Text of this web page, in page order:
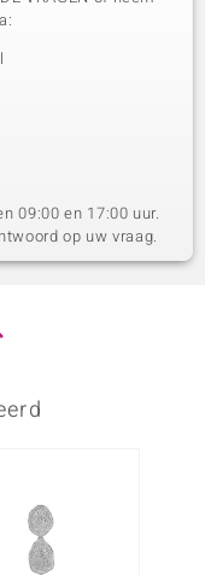
09:00 en 17:00 uur.
op uw vraag.